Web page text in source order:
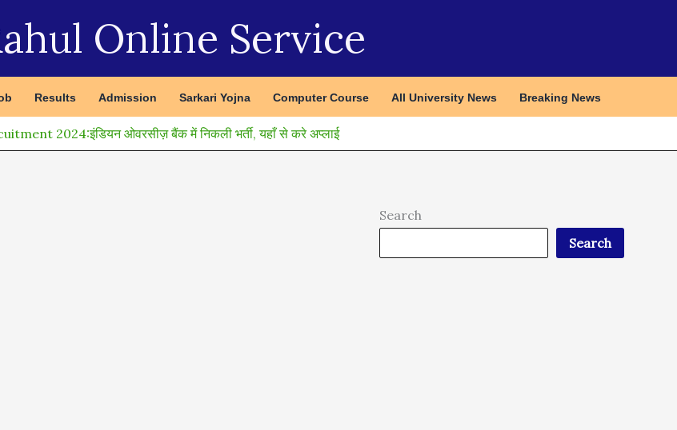
Online Service
Results Admission Sarkari Yojna Computer Course All University News Breaking News
2024:इंडियन ओवरसीज़ बैंक में निकली भर्ती, यहाँ से करे अप्लाई
Search
Search